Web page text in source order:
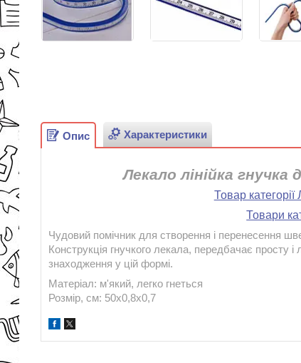
Опис Характеристики
Лекало лінійка
Товар
Товари
Чудовий помічник для створення і перенесення
Конструкція гнучкого лекала, передбачає просту
знаходження у цій формі.
Матеріал: м'який, легко гнеться
Розмір, см: 50х0,8х0,7